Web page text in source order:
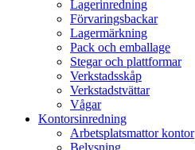
Lagerinredning
Förvaringsbackar
Lagermärkning
Pack och emballage
Stegar och plattformar
Verkstadsskåp
Verkstadstvättar
Vågar
Kontorsinredning
Arbetsplatsmattor kontor
Belysning